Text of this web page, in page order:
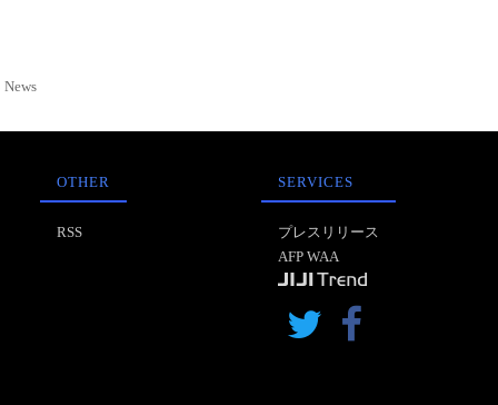
OTHER
RSS
SERVICES
プレスリリース
AFP WAA